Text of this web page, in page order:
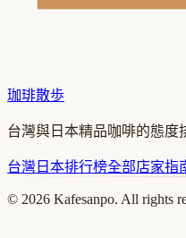
珈琲散歩
台灣與日本精品咖啡的態度
台灣 日本排行榜全部店家指
© 2026 Kafesanpo. All rights